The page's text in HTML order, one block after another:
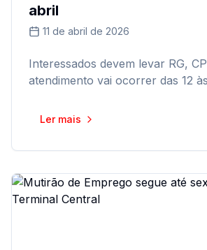
abril
11 de abril de 2026
Interessados devem levar RG,
atendimento vai ocorrer das 12
Ler mais